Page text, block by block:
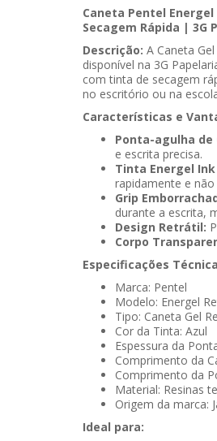
Caneta Pentel Energel
Secagem Rápida | 3G
Descrição: A Caneta
disponível na 3G
com tinta de secagem
no escritório ou na
Características e
Ponta-agulha de
e escrita precisa.
Tinta Energel
rapidamente e
Grip
durante a escrita,
Design Retrátil:
Corpo
Especificações
Marca: Pentel
Modelo: Energel
Tipo: Caneta Gel
Cor da Tinta: Azul
Espessura da
Comprimento da
Comprimento da
Material: Resinas
Origem da marca:
Ideal para: